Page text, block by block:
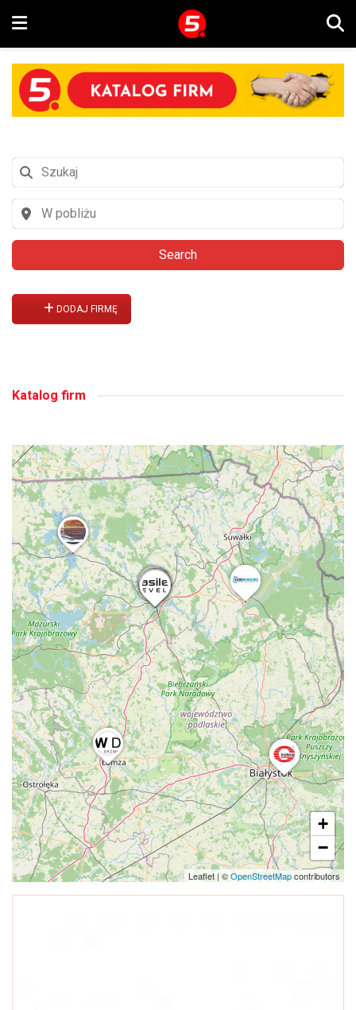
Search
DODAJ FIRMĘ
Katalog firm
+
−
Leaflet | ©OpenStreetMapcontributors